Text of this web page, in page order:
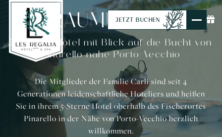
JETZT BUCHEN
TRAUMURLAUB
5-Sterne Hotel mit Blick auf die Bucht von
Pinarello nahe Porto-Vecchio
Die Mitglieder der Familie Carli sind seit 4
Generationen leidenschaftliche Hoteliers und heißen
Sie in ihrem 5-Sterne Hotel oberhalb des Fischerortes
Pinarello in der Nähe von Porto-Vecchio herzlich
willkommen.